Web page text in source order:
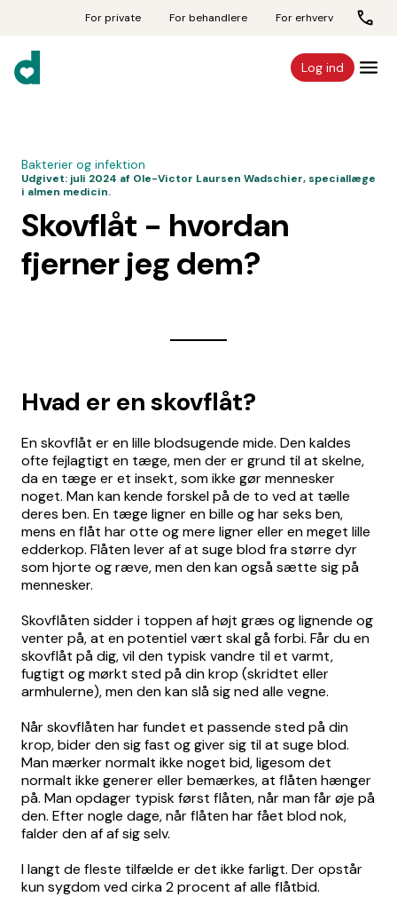
For private For behandlere For erhverv
Log ind
Bakterier og infektion
Udgivet: juli 2024 af Ole-Victor Laursen Wadschier, speciallæge
i almen medicin.
Skovflåt - hvordan
fjerner jeg dem?
Hvad er en skovflåt?
En skovflåt er en lille blodsugende mide. Den kaldes
ofte fejlagtigt en tæge, men der er grund til at skelne,
da en tæge er et insekt, som ikke gør mennesker
noget. Man kan kende forskel på de to ved at tælle
deres ben. En tæge ligner en bille og har seks ben,
mens en flåt har otte og mere ligner eller en meget lille
edderkop. Flåten lever af at suge blod fra større dyr
som hjorte og ræve, men den kan også sætte sig på
mennesker.
Skovflåten sidder i toppen af højt græs og lignende og
venter på, at en potentiel vært skal gå forbi. Får du en
skovflåt på dig, vil den typisk vandre til et varmt,
fugtigt og mørkt sted på din krop (skridtet eller
armhulerne), men den kan slå sig ned alle vegne.
Når skovflåten har fundet et passende sted på din
krop, bider den sig fast og giver sig til at suge blod.
Man mærker normalt ikke noget bid, ligesom det
normalt ikke generer eller bemærkes, at flåten hænger
på. Man opdager typisk først flåten, når man får øje på
den. Efter nogle dage, når flåten har fået blod nok,
falder den af af sig selv.
I langt de fleste tilfælde er det ikke farligt. Der opstår
kun sygdom ved cirka 2 procent af alle flåtbid.